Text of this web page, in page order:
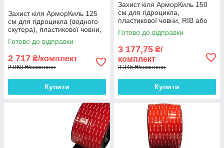
Захист кіля АрморКиль 125
см для гідроцикла (водного
скутера), пластикової човни,
RIB або катери, колір чорний
Готово до відправки
2 717 ₴/комплект
2 860 ₴/комплект
Купити
Захист кіля АрморКиль 150
см для гідроцикла,
пластикової човни, RIB або
катери, колір чорний
Готово до відправки
3 177,75 ₴/
комплект
3 345 ₴/комплект
Купити